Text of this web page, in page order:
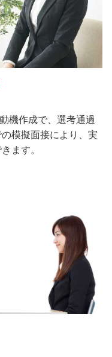
機作成で、選考通過
模擬面接により、実
ます。